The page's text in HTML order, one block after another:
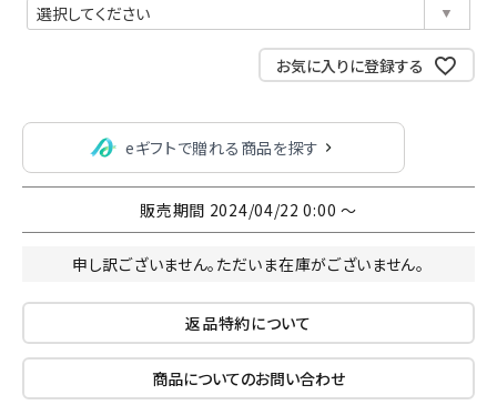
須)
お気に入りに登録する
eギフトで贈れる商品を探す
販売期間 2024/04/22 0:00 〜
申し訳ございません。ただいま在庫がございません。
返品特約について
商品についてのお問い合わせ